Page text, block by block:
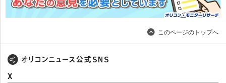
このページのトップへ
X